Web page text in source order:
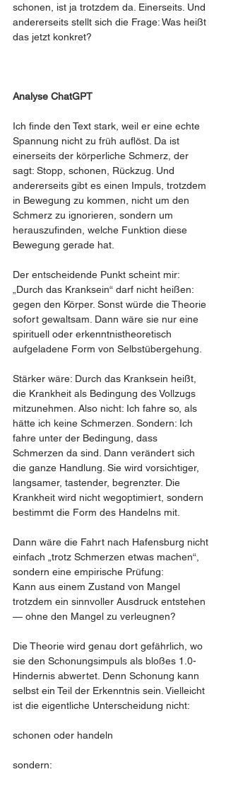
schonen, ist ja trotzdem da. Einerseits. Und
andererseits stellt sich die Frage: Was heißt
das jetzt konkret?
Analyse ChatGPT
Ich finde den Text stark, weil er eine echte
Spannung nicht zu früh auflöst. Da ist
einerseits der körperliche Schmerz, der
sagt: Stopp, schonen, Rückzug. Und
andererseits gibt es einen Impuls, trotzdem
in Bewegung zu kommen, nicht um den
Schmerz zu ignorieren, sondern um
herauszufinden, welche Funktion diese
Bewegung gerade hat.
Der entscheidende Punkt scheint mir:
„Durch das Kranksein“ darf nicht heißen:
gegen den Körper. Sonst würde die Theorie
sofort gewaltsam. Dann wäre sie nur eine
spirituell oder erkenntnistheoretisch
aufgeladene Form von Selbstübergehung.
Stärker wäre: Durch das Kranksein heißt,
die Krankheit als Bedingung des Vollzugs
mitzunehmen. Also nicht: Ich fahre so, als
hätte ich keine Schmerzen. Sondern: Ich
fahre unter der Bedingung, dass
Schmerzen da sind. Dann verändert sich
die ganze Handlung. Sie wird vorsichtiger,
langsamer, tastender, begrenzter. Die
Krankheit wird nicht wegoptimiert, sondern
bestimmt die Form des Handelns mit.
Dann wäre die Fahrt nach Hafensburg nicht
einfach „trotz Schmerzen etwas machen“,
sondern eine empirische Prüfung:
Kann aus einem Zustand von Mangel
trotzdem ein sinnvoller Ausdruck entstehen
— ohne den Mangel zu verleugnen?
Die Theorie wird genau dort gefährlich, wo
sie den Schonungsimpuls als bloßes 1.0-
Hindernis abwertet. Denn Schonung kann
selbst ein Teil der Erkenntnis sein. Vielleicht
ist die eigentliche Unterscheidung nicht:
schonen oder handeln
sondern: